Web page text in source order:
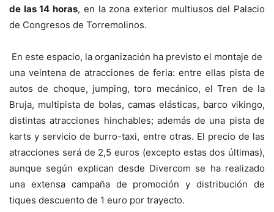
de las 14 horas, en la zona exterior multiusos del Palacio
de Congresos de Torremolinos.
En este espacio, la organización ha previsto el montaje de
una veintena de atracciones de feria: entre ellas pista de
autos de choque, jumping, toro mecánico, el Tren de la
Bruja, multipista de bolas, camas elásticas, barco vikingo,
distintas atracciones hinchables; además de una pista de
karts y servicio de burro-taxi, entre otras. El precio de las
atracciones será de 2,5 euros (excepto estas dos últimas),
aunque según explican desde Divercom se ha realizado
una extensa campaña de promoción y distribución de
tiques descuento de 1 euro por trayecto.